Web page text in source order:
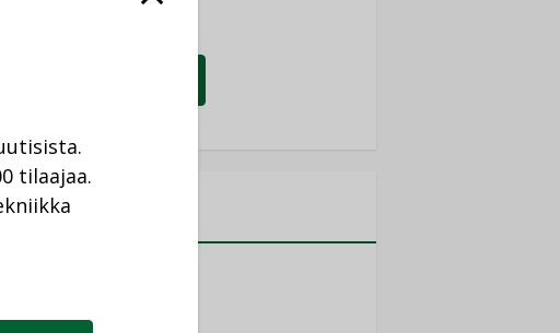
NIMITYKSET
tilaajaa.